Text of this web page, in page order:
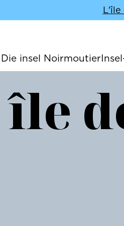
L'île
Navigation principale
Die insel Noirmoutier
île